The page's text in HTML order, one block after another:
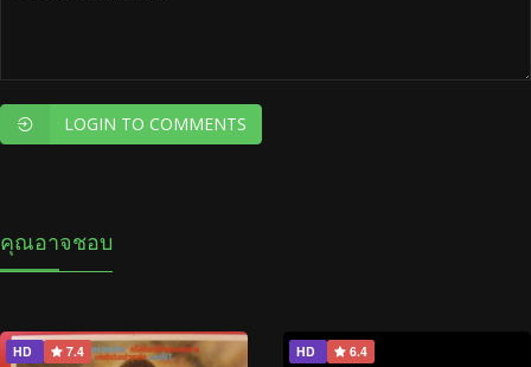
LOGIN TO COMMENTS
คุณอาจชอบ
HD 7.4 HD 6.4